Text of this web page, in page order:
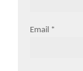
Email *